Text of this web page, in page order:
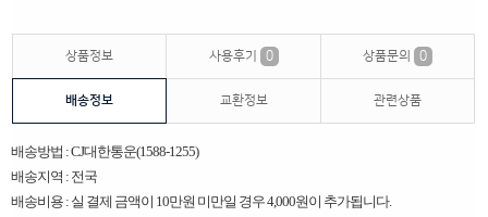
상품정보 사용후기 0 상품문의 0
배송정보 교환정보 관련상품
배송방법 : CJ대한통운(1588-1255)
배송지역 : 전국
배송비용 : 실 결제 금액이 10만원 미만일 경우 4,000원이 추가됩니다.